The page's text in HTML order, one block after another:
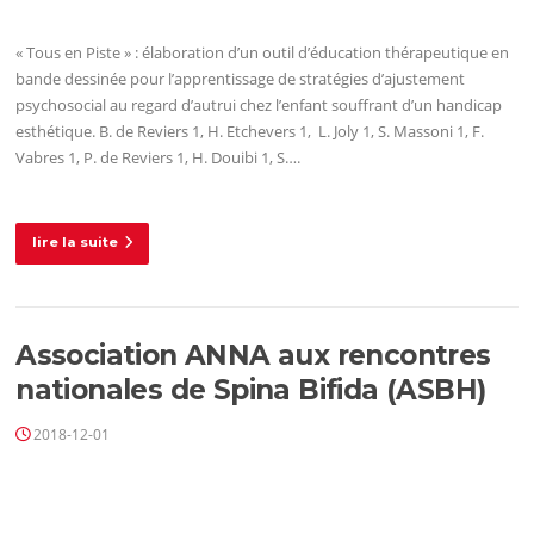
« Tous en Piste » : élaboration d’un outil d’éducation thérapeutique en
bande dessinée pour l’apprentissage de stratégies d’ajustement
psychosocial au regard d’autrui chez l’enfant souffrant d’un handicap
esthétique. B. de Reviers 1, H. Etchevers 1, L. Joly 1, S. Massoni 1, F.
Vabres 1, P. de Reviers 1, H. Douibi 1, S….
lire la suite
Association ANNA aux rencontres
nationales de Spina Bifida (ASBH)
2018-12-01